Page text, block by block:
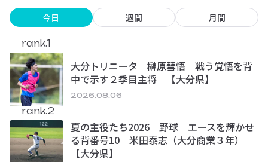
今日 週間 月間
rank.1
大分トリニータ 榊原彗悟 戦う覚悟を背
中で示す２季目主将 【大分県】
2026.08.06
rank.2
夏の主役たち2026 野球 エースを輝かせ
る背番号10 米田泰志（大分商業３年）
【大分県】